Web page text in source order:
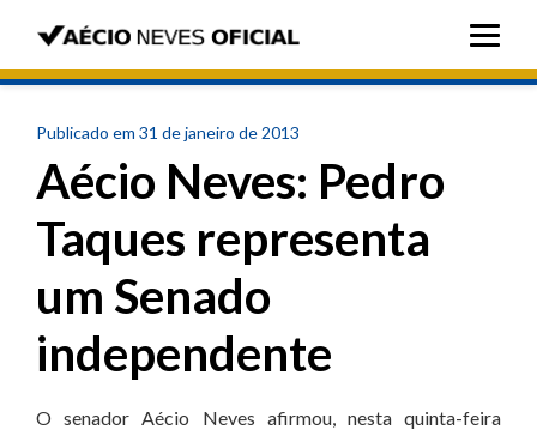
Publicado em 31 de janeiro de 2013
Aécio Neves: Pedro
Taques representa
um Senado
independente
O senador Aécio Neves afirmou, nesta quinta-feira